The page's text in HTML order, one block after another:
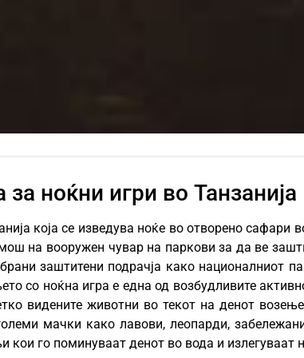
ноќни игри во Танзанија
која се изведува ноќе во отворено
на вооружен чувар на паркови за да ве
заштитени подрачја како националниот
со ноќна игра е една од возбудливите
видените животни во текот на денот
мачки како лавови, леопарди,
го поминуваат денот во вода и излегуваат